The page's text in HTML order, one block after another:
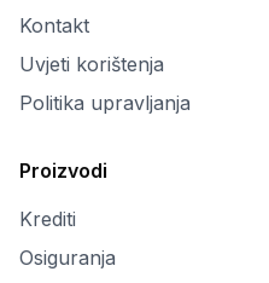
Kontakt
Uvjeti korištenja
Politika upravljanja
Proizvodi
Krediti
Osiguranja